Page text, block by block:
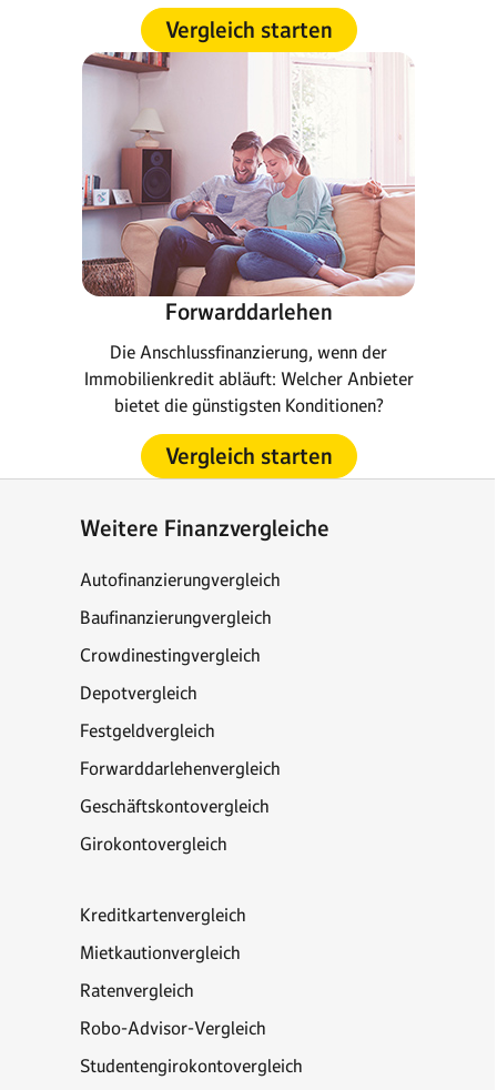
Vergleich starten
Forwarddarlehen
Die Anschlussfinanzierung, wenn der
Immobilienkredit abläuft: Welcher Anbieter
bietet die günstigsten Konditionen?
Vergleich starten
Weitere Finanzvergleiche
Autofinanzierungvergleich
Baufinanzierungvergleich
Crowdinestingvergleich
Depotvergleich
Festgeldvergleich
Forwarddarlehenvergleich
Geschäftskontovergleich
Girokontovergleich
Kreditkartenvergleich
Mietkautionvergleich
Ratenvergleich
Robo-Advisor-Vergleich
Studentengirokontovergleich